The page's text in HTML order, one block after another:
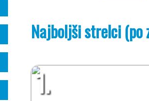
Najboljši strelci (po
1.